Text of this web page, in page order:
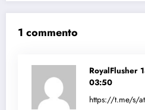
1 commento
RoyalFlusher
03:50
https://t.me/s/